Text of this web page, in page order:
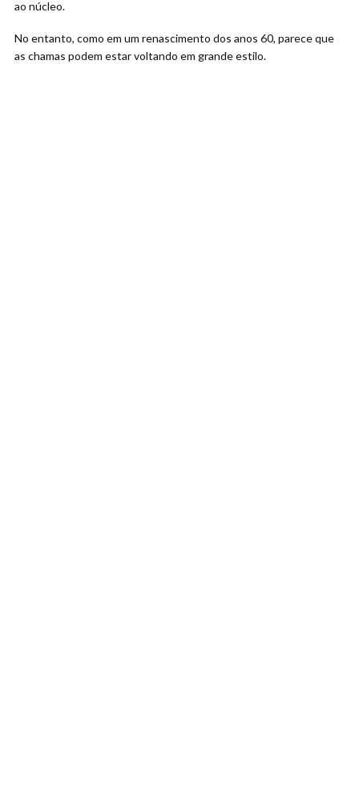
ao núcleo.
No entanto, como em um renascimento dos anos 60, parece que
as chamas podem estar voltando em grande estilo.